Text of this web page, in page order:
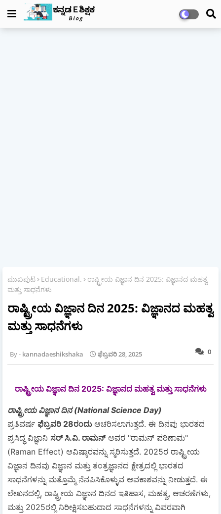
ಮುಖಪುಟ Educational.
ರಾಷ್ಟ್ರೀಯ ವಿಜ್ಞಾನ ದಿನ 2025: ವಿಜ್ಞಾನದ ಮಹತ್ವ
ಮತ್ತು ಸಾಧನೆಗಳು
ರಾಷ್ಟ್ರೀಯ ವಿಜ್ಞಾನ ದಿನ 2025: ವಿಜ್ಞಾನದ ಮಹತ್ವ
ಮತ್ತು ಸಾಧನೆಗಳು
0
kannadaeshikshaka ಫೆಬ್ರವರಿ 28, 2025
ರಾಷ್ಟ್ರೀಯ ವಿಜ್ಞಾನ ದಿನ 2025: ವಿಜ್ಞಾನದ ಮಹತ್ವ ಮತ್ತು ಸಾಧನೆಗಳು
ರಾಷ್ಟ್ರೀಯ ವಿಜ್ಞಾನ ದಿನ (National Science Day)
ಪ್ರತಿವರ್ಷ ಫೆಬ್ರವರಿ 28ರಂದುಆಚರಿಸಲಾಗುತ್ತದೆ. ಈ ದಿನವು ಭಾರತದ
ಪ್ರಸಿದ್ಧ ವಿಜ್ಞಾನಿ ಸರ್ ಸಿ.ವಿ. ರಾಮನ್ಅವರ "ರಾಮನ್ ಪರಿಣಾಮ"
(Raman Effect) ಆವಿಷ್ಕಾರವನ್ನು ಸ್ಮರಿಸುತ್ತದೆ. 2025ರ ರಾಷ್ಟ್ರೀಯ
ವಿಜ್ಞಾನ ದಿನವು ವಿಜ್ಞಾನ ಮತ್ತು ತಂತ್ರಜ್ಞಾನದ ಕ್ಷೇತ್ರದಲ್ಲಿ ಭಾರತದ
ಸಾಧನೆಗಳನ್ನು ಮತ್ತೊಮ್ಮೆ ನೆನಪಿಸಿಕೊಳ್ಳುವ ಅವಕಾಶವನ್ನು ನೀಡುತ್ತದೆ. ಈ
ಲೇಖನದಲ್ಲಿ, ರಾಷ್ಟ್ರೀಯ ವಿಜ್ಞಾನ ದಿನದ ಇತಿಹಾಸ, ಮಹತ್ವ, ಆಚರಣೆಗಳು,
ಮತ್ತು 2025ರಲ್ಲಿ ನಿರೀಕ್ಷಿಸಬಹುದಾದ ಸಾಧನೆಗಳನ್ನು ವಿವರವಾಗಿ